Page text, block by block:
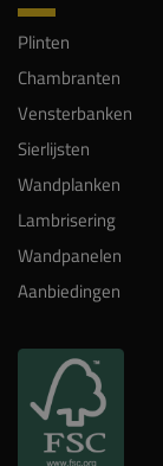
Plinten
Chambranten
Vensterbanken
Sierlijsten
Wandplanken
Lambrisering
Wandpanelen
Aanbiedingen